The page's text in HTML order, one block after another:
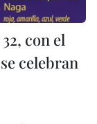
con el
celebran